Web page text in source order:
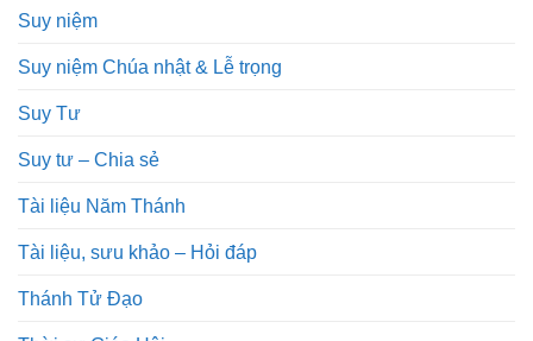
Suy niệm
Suy niệm Chúa nhật & Lễ trọng
Suy Tư
Suy tư – Chia sẻ
Tài liệu Năm Thánh
Tài liệu, sưu khảo – Hỏi đáp
Thánh Tử Đạo